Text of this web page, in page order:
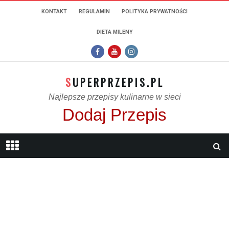
KONTAKT REGULAMIN POLITYKA PRYWATNOŚCI
DIETA MILENY
SUPERPRZEPIS.PL
Najlepsze przepisy kulinarne w sieci
Dodaj Przepis